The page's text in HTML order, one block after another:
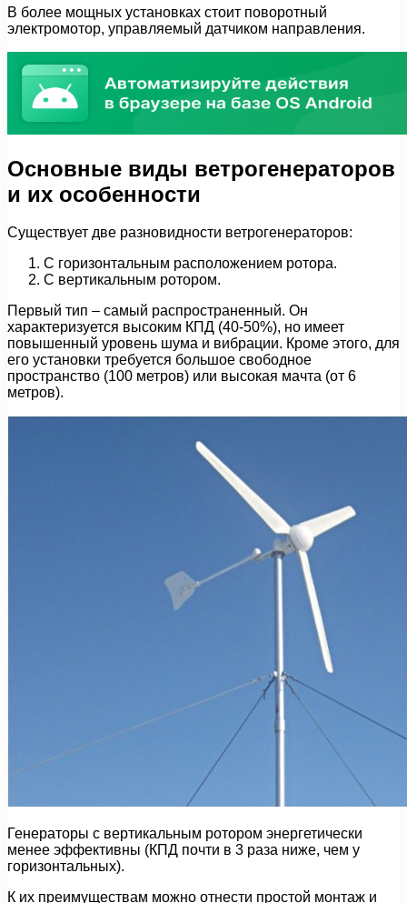
В более мощных установках стоит поворотный
электромотор, управляемый датчиком направления.
Основные виды ветрогенераторов
и их особенности
Существует две разновидности ветрогенераторов:
С горизонтальным расположением ротора.
С вертикальным ротором.
Первый тип – самый распространенный. Он
характеризуется высоким КПД (40-50%), но имеет
повышенный уровень шума и вибрации. Кроме этого, для
его установки требуется большое свободное
пространство (100 метров) или высокая мачта (от 6
метров).
Генераторы с вертикальным ротором энергетически
менее эффективны (КПД почти в 3 раза ниже, чем у
горизонтальных).
К их преимуществам можно отнести простой монтаж и